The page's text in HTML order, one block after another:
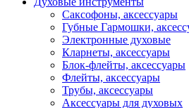
Саксофоны, аксессуары
Губные Гармошки,
Электронные духовые
Кларнеты, аксессуары
Блок-флейты, аксессуары
Флейты, аксессуары
Трубы, аксессуары
Аксессуары для духовых